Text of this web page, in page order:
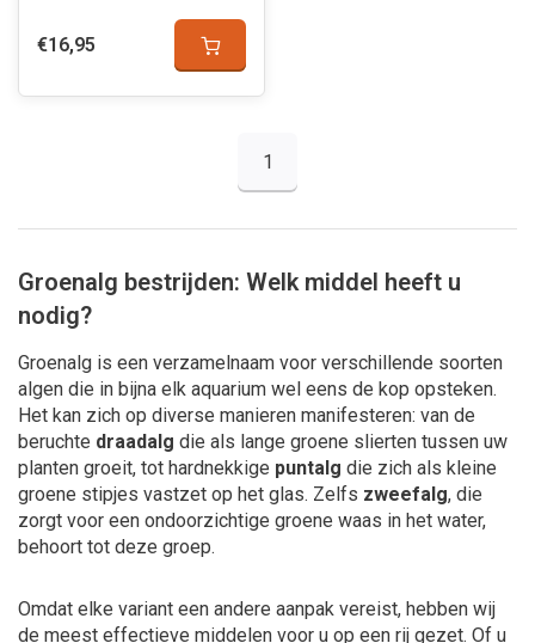
€16,95
1
Groenalg bestrijden: Welk middel heeft u
nodig?
Groenalg is een verzamelnaam voor verschillende soorten
algen die in bijna elk aquarium wel eens de kop opsteken.
Het kan zich op diverse manieren manifesteren: van de
beruchte draadalg die als lange groene slierten tussen uw
planten groeit, tot hardnekkige puntalg die zich als kleine
groene stipjes vastzet op het glas. Zelfs zweefalg, die
zorgt voor een ondoorzichtige groene waas in het water,
behoort tot deze groep.
Omdat elke variant een andere aanpak vereist, hebben wij
de meest effectieve middelen voor u op een rij gezet. Of u